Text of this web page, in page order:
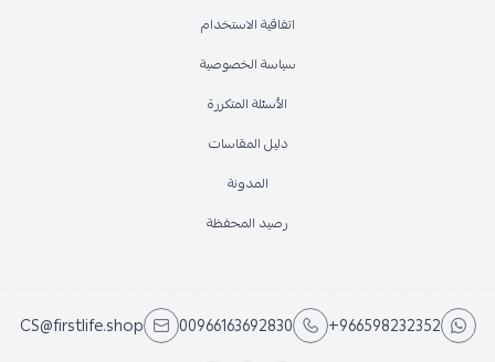
اتفاقية الاستخدام
سياسة الخصوصية
الأسئلة المتكررة
دليل المقاسات
المدونة
رصيد المحفظة
+966598232352
00966163692830
CS@firstlife.shop